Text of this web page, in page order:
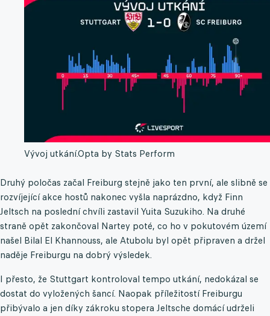
Vývoj utkání.Opta by Stats Perform
Druhý poločas začal Freiburg stejně jako ten první, ale slibně se
rozvíjející akce hostů nakonec vyšla naprázdno, když Finn
Jeltsch na poslední chvíli zastavil Yuita Suzukiho. Na druhé
straně opět zakončoval Nartey poté, co ho v pokutovém území
našel Bilal El Khannouss, ale Atubolu byl opět připraven a držel
naděje Freiburgu na dobrý výsledek.
I přesto, že Stuttgart kontroloval tempo utkání, nedokázal se
dostat do vyložených šancí. Naopak příležitostí Freiburgu
přibývalo a jen díky zákroku stopera Jeltsche domácí udrželi